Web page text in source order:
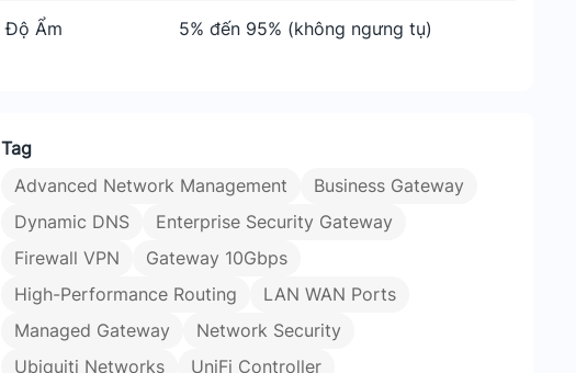
Độ Ẩm 5% đến 95% (không ngưng tụ)
Tag
Advanced Network Management
Business Gateway
Dynamic DNS
Enterprise Security Gateway
Firewall VPN
Gateway 10Gbps
High-Performance Routing
LAN WAN Ports
Managed Gateway
Network Security
Ubiquiti Networks
UniFi Controller